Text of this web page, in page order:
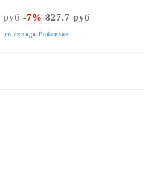
руб-7% 827.7 руб
со склада Робинзон